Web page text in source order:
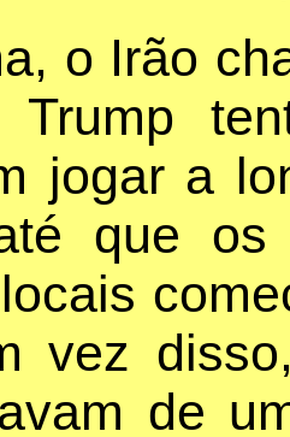
o Irão
Trump
jogar a
que os
vez
de